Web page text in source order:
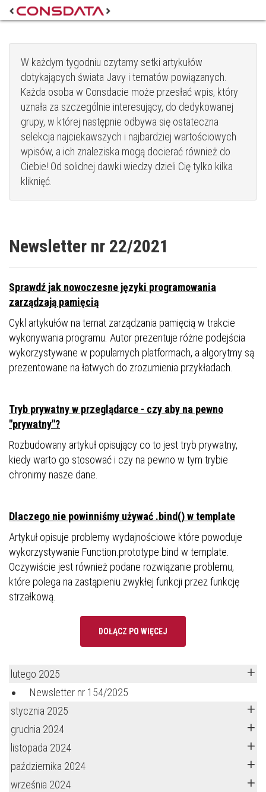
W każdym tygodniu czytamy setki artykułów
dotykających świata Javy i tematów powiązanych.
Każda osoba w Consdacie może przesłać wpis, który
uznała za szczególnie interesujący, do dedykowanej
grupy, w której następnie odbywa się ostateczna
selekcja najciekawszych i najbardziej wartościowych
wpisów, a ich znaleziska mogą docierać również do
Ciebie! Od solidnej dawki wiedzy dzieli Cię tylko kilka
kliknięć.
Newsletter nr 22/2021
Sprawdź jak nowoczesne języki programowania
zarządzają pamięcią
Cykl artykułów na temat zarządzania pamięcią w trakcie
wykonywania programu. Autor prezentuje różne podejścia
wykorzystywane w popularnych platformach, a algorytmy są
prezentowane na łatwych do zrozumienia przykładach.
Tryb prywatny w przeglądarce - czy aby na pewno
"prywatny"?
Rozbudowany artykuł opisujący co to jest tryb prywatny,
kiedy warto go stosować i czy na pewno w tym trybie
chronimy nasze dane.
Dlaczego nie powinniśmy używać .bind() w template
Artykuł opisuje problemy wydajnościowe które powoduje
wykorzystywanie Function.prototype.bind w template.
Oczywiście jest również podane rozwiązanie problemu,
które polega na zastąpieniu zwykłej funkcji przez funkcję
strzałkową.
DOŁĄCZ PO WIĘCEJ
lutego 2025
Newsletter nr 154/2025
stycznia 2025
grudnia 2024
listopada 2024
października 2024
września 2024